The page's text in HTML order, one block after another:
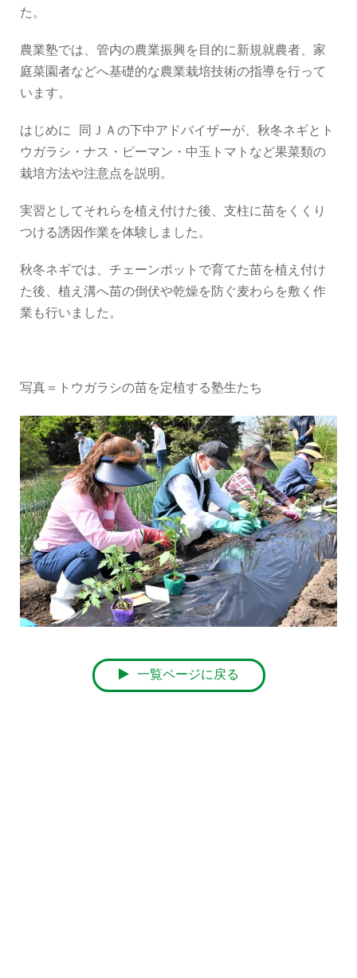
た。
農業塾では、管内の農業振興を目的に新規就農者、家
庭菜園者などへ基礎的な農業栽培技術の指導を行って
います。
はじめに 同ＪＡの下中アドバイザーが、秋冬ネギとト
ウガラシ・ナス・ピーマン・中玉トマトなど果菜類の
栽培方法や注意点を説明。
実習としてそれらを植え付けた後、支柱に苗をくくり
つける誘因作業を体験しました。
秋冬ネギでは、チェーンポットで育てた苗を植え付け
た後、植え溝へ苗の倒伏や乾燥を防ぐ麦わらを敷く作
業も行いました。
写真＝トウガラシの苗を定植する塾生たち
一覧ページに戻る